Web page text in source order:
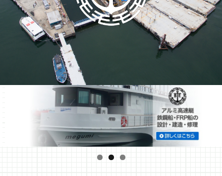
Mokube shipyard Co., Ltd.